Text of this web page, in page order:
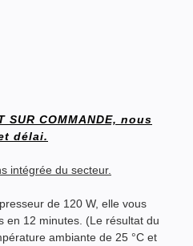
SUR COMMANDE, nous
délai.
intégrée du secteur.
de 120 W, elle vous
en 12 minutes. (Le résultat du
ambiante de 25 °C et